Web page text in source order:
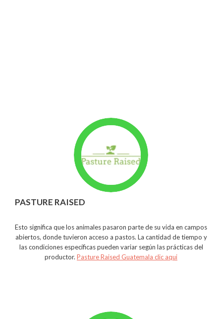
PASTURE RAISED
Esto significa que los animales pasaron parte de su vida en campos
abiertos, donde tuvieron acceso a pastos. La cantidad de tiempo y
las condiciones específicas pueden variar según las prácticas del
productor. Pasture Raised Guatemala clic aqui